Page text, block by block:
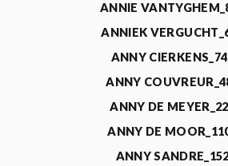
ANNIE
ANNIEK
ANNY
ANNY
ANNY DE
ANNY DE
ANNY